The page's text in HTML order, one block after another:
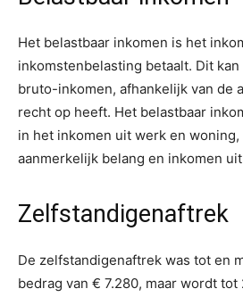
Het belastbaar inkomen is het
inkomstenbelasting betaalt. Dit
bruto-inkomen, afhankelijk van de
recht op heeft. Het belastbaar
in het inkomen uit werk en
aanmerkelijk belang en inkomen
Zelfstandigenaftrek
De zelfstandigenaftrek was tot en
bedrag van € 7.280, maar wordt